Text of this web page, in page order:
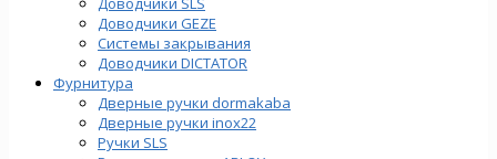
Доводчики GEZE
Cистемы закрывания
Доводчики DICTATOR
Фурнитура
Дверные ручки dormakaba
Дверные ручки inox22
Ручки SLS